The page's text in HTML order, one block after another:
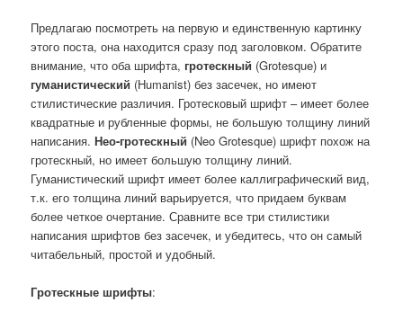
Предлагаю посмотреть на первую и единственную картинку
этого поста, она находится сразу под заголовком. Обратите
внимание, что оба шрифта, гротескный (Grotesque) и
гуманистический (Humanist) без засечек, но имеют
стилистические различия. Гротесковый шрифт – имеет более
квадратные и рубленные формы, не большую толщину линий
написания.Нео-гротескный (Neo Grotesque) шрифт похож на
гротескный, но имеет большую толщину линий.
Гуманистический шрифт имеет более каллиграфический вид,
т.к. его толщина линий варьируется, что придаем буквам
более четкое очертание. Сравните все три стилистики
написания шрифтов без засечек, и убедитесь, что он самый
читабельный, простой и удобный.
Гротескные шрифты: